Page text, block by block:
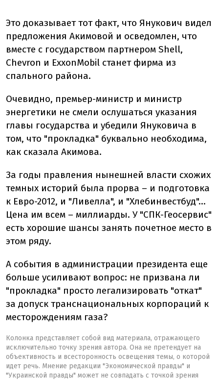
Это доказывает тот факт, что Янукович видел
предложения Акимовой и осведомлен, что
вместе с государством партнером Shell,
Chevron и ExxonMobil станет фирма из
спального района.
Очевидно, премьер-министр и министр
энергетики не смели ослушаться указания
главы государства и убедили Януковича в
том, что "прокладка" буквально необходима,
как сказала Акимова.
За годы правления нынешней власти схожих
темных историй была прорва – и подготовка
к Евро-2012, и "Ливелла", и "Хлебинвестбуд"…
Цена им всем – миллиарды. У "СПК-Геосервис"
есть хорошие шансы занять почетное место в
этом ряду.
А события в администрации президента еще
больше усиливают вопрос: не призвана ли
"прокладка" просто легализировать "откат"
за допуск транснациональных корпораций к
месторождениям газа?
Колонка представляет собой вид материала, отражающего
исключительно точку зрения автора. Она не претендует на
объективность и всесторонность освещения темы, о которой
идет речь. Мнение редакции "Экономической правды" и
"Украинской правды" может не совпадать с точкой зрения